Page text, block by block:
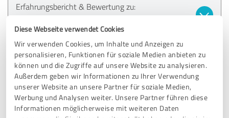
Diese Webseite verwendet Cookies
Wir verwenden Cookies, um Inhalte und Anzeigen zu
personalisieren, Funktionen für soziale Medien anbieten zu
können und die Zugriffe auf unsere Website zu analysieren.
Außerdem geben wir Informationen zu Ihrer Verwendung
unserer Website an unsere Partner für soziale Medien,
Werbung und Analysen weiter. Unsere Partner führen diese
Informationen möglicherweise mit weiteren Daten
Erfahrungsbericht & Bewertung zu:
Jenna van Hauten
24.09.2024 Anonym
5,00 von 5
SEHR GUT Empfehlung